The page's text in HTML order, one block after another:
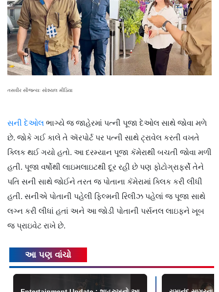
તસવીર સૌજન્યઃ સોશ્યલ મીડિયા
સની દેઓલ ભાગ્યે જ જાહેરમાં પત્ની પૂજા દેઓલ સાથે જોવા મળે
છે. જોકે ગઈ કાલે તે ઍરપોર્ટ પર પત્ની સાથે ટ્રાવેલ કરતી વખતે
ક્લિક થઈ ગયો હતો. આ દરમ્યાન પૂજા કૅમેરાથી બચતી જોવા મળી
હતી. પૂજા વર્ષોથી લાઇમલાઇટથી દૂર રહી છે પણ ફોટોગ્રાફર્સે તેને
પતિ સની સાથે જોઈને તરત જ પોતાના કૅમેરામાં ક્લિક કરી લીધી
હતી. સનીએ પોતાની પહેલી ફિલ્મની રિલીઝ પહેલાં જ પૂજા સાથે
લગ્ન કરી લીધાં હતાં અને આ જોડી પોતાની પર્સનલ લાઇફને ખૂબ
જ પ્રાઇવેટ રાખે છે.
આ પણ વાંચો